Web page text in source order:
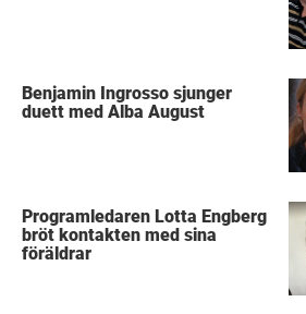
Benjamin Ingrosso sjunger
duett med Alba August
Programledaren Lotta Engberg
bröt kontakten med sina
föräldrar